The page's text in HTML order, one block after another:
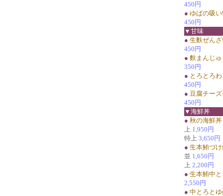
450円
● ゆばの吸
450円
▼甘味
● 生麩ぜん
450円
● 麩まんじ
350円
● とろとろ
450円
● 豆腐チー
450円
▼海鮮丼
● 秋の海鮮丼
上 1,950円
特上 3,650円
● 生本鮪づ
並 1,650円
上 2,200円
● 生本鮪中
2,550円
● 中とろと